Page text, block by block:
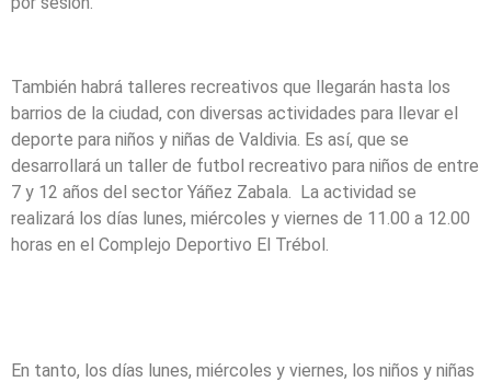
También habrá talleres recreativos que llegarán hasta los
barrios de la ciudad, con diversas actividades para llevar el
deporte para niños y niñas de Valdivia. Es así, que se
desarrollará un taller de futbol recreativo para niños de entre
7 y 12 años del sector Yáñez Zabala. La actividad se
realizará los días lunes, miércoles y viernes de 11.00 a 12.00
horas en el Complejo Deportivo El Trébol.
En tanto, los días lunes, miércoles y viernes, los niños y niñas